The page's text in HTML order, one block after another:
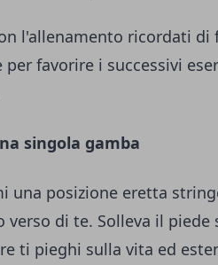
l'allenamento ricordati di
favorire i successivi
singola gamba
una posizione eretta
di te. Solleva il
ti pieghi sulla vita ed